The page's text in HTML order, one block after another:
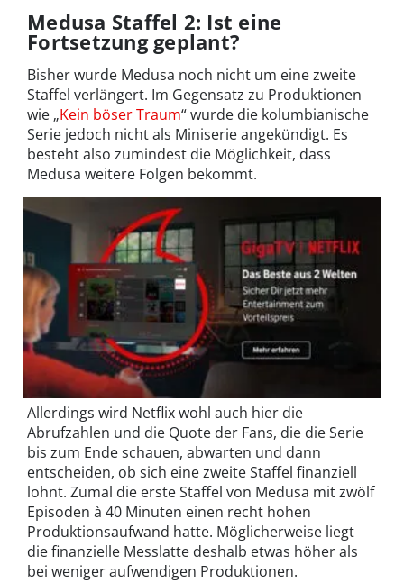
Medusa Staffel 2: Ist eine
Fortsetzung geplant?
Bisher wurde Medusa noch nicht um eine zweite
Staffel verlängert. Im Gegensatz zu Produktionen
wie „Kein böser Traum“ wurde die kolumbianische
Serie jedoch nicht als Miniserie angekündigt. Es
besteht also zumindest die Möglichkeit, dass
Medusa weitere Folgen bekommt.
Allerdings wird Netflix wohl auch hier die
Abrufzahlen und die Quote der Fans, die die Serie
bis zum Ende schauen, abwarten und dann
entscheiden, ob sich eine zweite Staffel finanziell
lohnt. Zumal die erste Staffel von Medusa mit zwölf
Episoden à 40 Minuten einen recht hohen
Produktionsaufwand hatte. Möglicherweise liegt
die finanzielle Messlatte deshalb etwas höher als
bei weniger aufwendigen Produktionen.